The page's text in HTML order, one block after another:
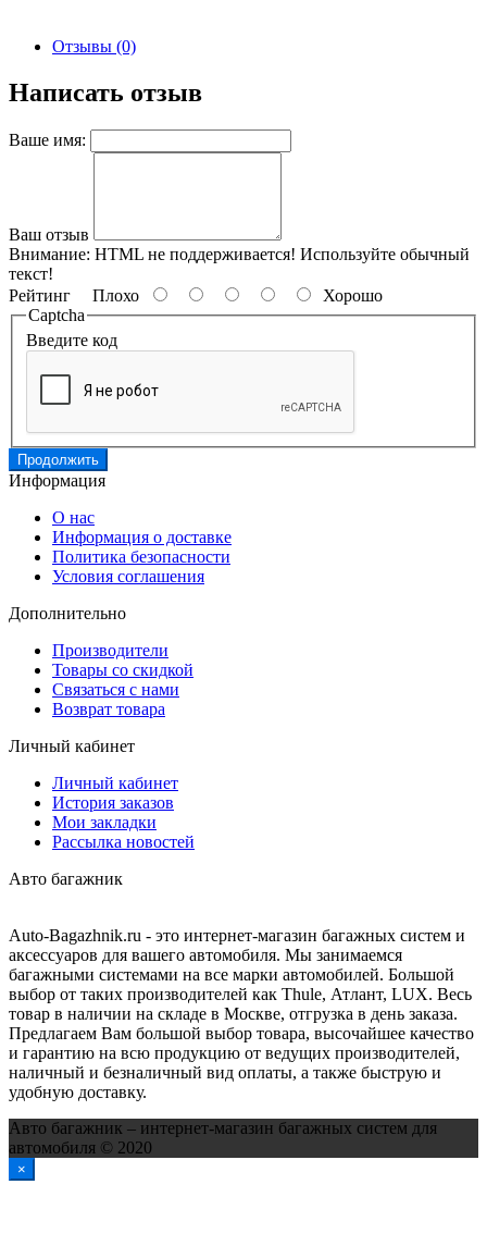
Отзывы (0)
Написать отзыв
Ваше имя:
Ваш отзыв
Внимание: HTML не поддерживается! Используйте обычный
текст!
Рейтинг Плохо
Хорошо
Captcha
Введите код
Продолжить
Информация
О нас
Информация о доставке
Политика безопасности
Условия соглашения
Дополнительно
Производители
Товары со скидкой
Связаться с нами
Возврат товара
Личный кабинет
Личный кабинет
История заказов
Мои закладки
Рассылка новостей
Авто багажник
Auto-Bagazhnik.ru - это интернет-магазин багажных систем и
аксессуаров для вашего автомобиля. Мы занимаемся
багажными системами на все марки автомобилей. Большой
выбор от таких производителей как Thule, Атлант, LUX. Весь
товар в наличии на складе в Москве, отгрузка в день заказа.
Предлагаем Вам большой выбор товара, высочайшее качество
и гарантию на всю продукцию от ведущих производителей,
наличный и безналичный вид оплаты, а также быструю и
удобную доставку.
Авто багажник – интернет-магазин багажных систем для
автомобиля © 2020
×